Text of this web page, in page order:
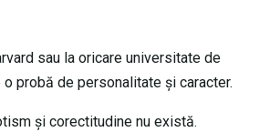
sau la oricare universitate de
probă de personalitate şi caracter.
şi corectitudine nu există.